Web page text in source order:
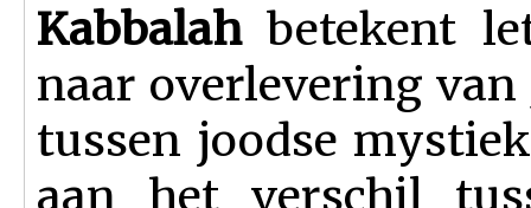
Kabbalahbetekent
naar overlevering
tussen joodse
aan het verschil